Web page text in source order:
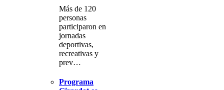
Más de 120
personas
participaron en
jornadas
deportivas,
recreativas y
prev…
Programa